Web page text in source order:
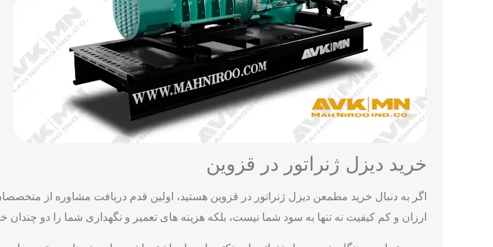
خرید دیزل ژنراتور در قزوین
اگر به دنبال خرید مطمعن دیزل ژنراتور در قزوین هستید، اولین قدم دریافت مشاوره از
ارزان و کم کیفیت نه تنها به سود شما نیست، بلکه هزینه های تعمیر و نگهداری شما را دو چندان